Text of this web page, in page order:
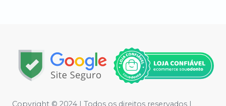
Copyright © 2024 | Todos os direitos reservados |